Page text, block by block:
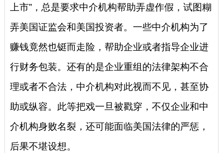
上市”，总是要求中介机构帮助弄虚作假，试图糊
弄美国证监会和美国投资者。一些中介机构为了
赚钱竟然也铤而走险，帮助企业或者指导企业进
行财务包装。还有的是企业重组的法律架构不合
理或者不合法，中介机构对此视而不见，甚至协
助或纵容。此等把戏一旦被戳穿，不仅企业和中
介机构身败名裂，还可能面临美国法律的严惩，
后果不堪设想。